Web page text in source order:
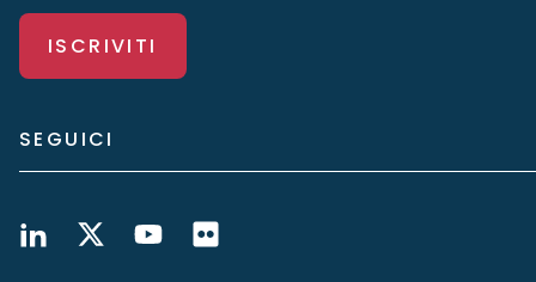
ISCRIVITI
SEGUICI